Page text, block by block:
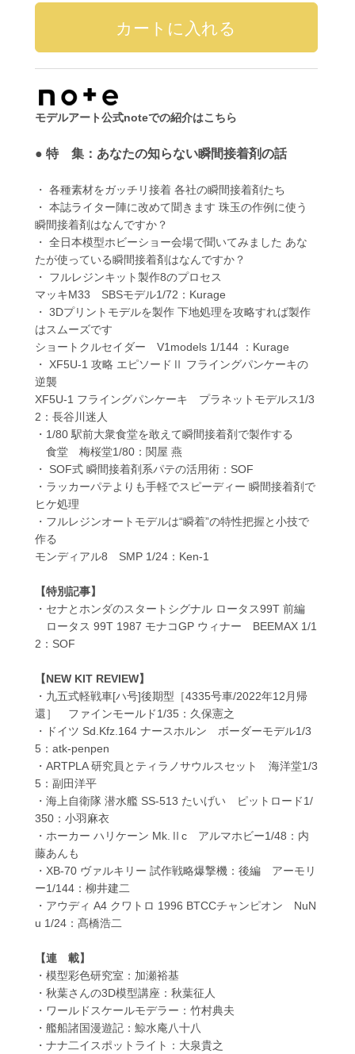
モデルアート公式noteでの紹介はこちら
● 特 集：あなたの知らない瞬間接着剤の話
・ 各種素材をガッチリ接着 各社の瞬間接着剤たち
・ 本誌ライター陣に改めて聞きます 珠玉の作例に使う
瞬間接着剤はなんですか？
・ 全日本模型ホビーショー会場で聞いてみました あな
たが使っている瞬間接着剤はなんですか？
・ フルレジンキット製作8のプロセス
マッキM33 SBSモデル1/72：Kurage
・ 3Dプリントモデルを製作 下地処理を攻略すれば製作
はスムーズです
ショートクルセイダー V1models 1/144 ：Kurage
・ XF5U-1 攻略 エピソードⅡ フライングパンケーキの
逆襲
XF5U-1 フライングパンケーキ プラネットモデルス1/3
2：長谷川迷人
・1/80 駅前大衆食堂を敢えて瞬間接着剤で製作する
食堂 梅桜堂1/80：関屋 燕
・ SOF式 瞬間接着剤系パテの活用術：SOF
・ラッカーパテよりも手軽でスピーディー 瞬間接着剤で
ヒケ処理
・フルレジンオートモデルは“瞬着”の特性把握と小技で
作る
モンディアル8 SMP 1/24：Ken-1
【特別記事】
・セナとホンダのスタートシグナル ロータス99T 前編
ロータス 99T 1987 モナコGP ウィナー BEEMAX 1/1
2：SOF
【NEW KIT REVIEW】
・九五式軽戦車[ハ号]後期型［4335号車/2022年12月帰
還］ ファインモールド1/35：久保憲之
・ドイツ Sd.Kfz.164 ナースホルン ボーダーモデル1/3
5：atk-penpen
・ARTPLA 研究員とティラノサウルスセット 海洋堂1/3
5：副田洋平
・海上自衛隊 潜水艦 SS-513 たいげい ピットロード1/
350：小羽麻衣
・ホーカー ハリケーン Mk.Ⅱc アルマホビー1/48：内
藤あんも
・XB-70 ヴァルキリー 試作戦略爆撃機：後編 アーモリ
ー1/144：柳井建二
・アウディ A4 クワトロ 1996 BTCCチャンピオン NuN
u 1/24：髙橋浩二
【連 載】
・模型彩色研究室：加瀬裕基
・秋葉さんの3D模型講座：秋葉征人
・ワールドスケールモデラー：竹村典夫
・艦船諸国漫遊記：鯨水庵八十八
・ナナ二イスポットライト：大泉貴之